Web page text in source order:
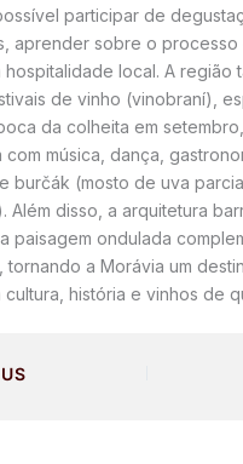
participar de
aprender sobre o
hospitalidade local. A região
de vinho (vinobraní),
da colheita em
música, dança,
burčák (mosto de uva
Além disso, a arquitetura
paisagem ondulada
tornando a Morávia um
cultura, história e vinhos de